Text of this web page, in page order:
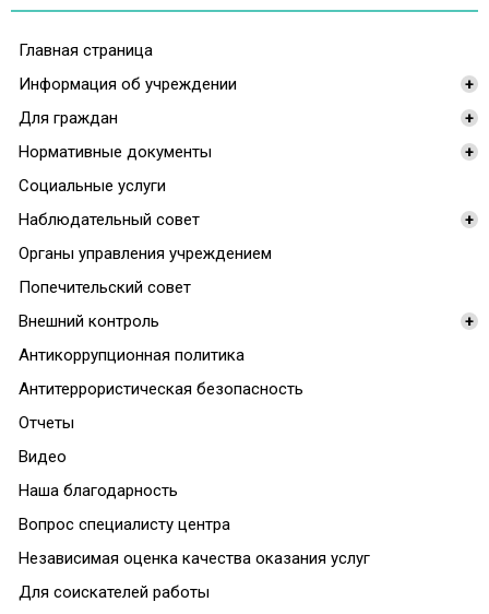
Главная страница
Информация об учреждении
+
Для граждан
+
Нормативные документы
+
Социальные услуги
Наблюдательный совет
+
Органы управления учреждением
Попечительский совет
Внешний контроль
+
Антикоррупционная политика
Антитеррористическая безопасность
Отчеты
Видео
Наша благодарность
Вопрос специалисту центра
Независимая оценка качества оказания услуг
Для соискателей работы